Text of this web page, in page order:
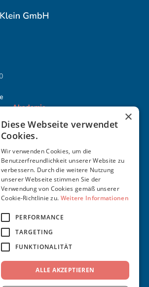
Akademie
Label Proﬁ-Seminare
Akademie Individuell
Seminartermine
Weiteres
Karriere
Über uns
Impressum
Datenschutz
Cookies
Partner
×
Diese Webseite verwendet
Cookies.
Wir verwenden Cookies, um die
Benutzerfreundlichkeit unserer Website zu
verbessern. Durch die weitere Nutzung
unserer Webseite stimmen Sie der
Verwendung von Cookies gemäß unserer
Cookie-Richtlinie zu. Weitere Informationen
PERFORMANCE
TARGETING
FUNKTIONALITÄT
ALLE AKZEPTIEREN